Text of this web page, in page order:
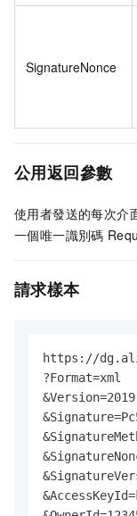
SignatureNonce
公用返回參數
使用者發送的每次介
一個唯一識別碼
請求樣本
https://
?Format=xml